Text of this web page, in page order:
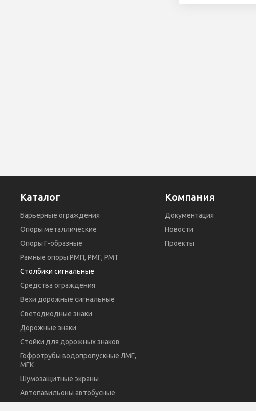
Каталог
Барьерные ограждения
Опоры металлические
Опоры Г-образные
Рамные опоры РМП, РМГ, РМТ
Столбики сигнальные
Средства ограждения
Вехи дорожные сигнальные
Светодиодные знаки
Дорожные знаки
Стойки для дорожных знаков
Гофротрубы водопропускные ЛМГ,
МГК
Шумозащитные экраны
Автопавильоны автобусные
Компания
Документация
Новости
Проекты